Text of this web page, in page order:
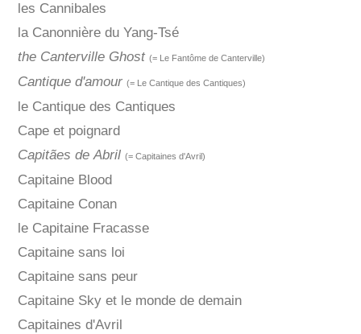
les Cannibales
la Canonnière du Yang-Tsé
the Canterville Ghost (= Le Fantôme de Canterville)
Cantique d'amour (= Le Cantique des Cantiques)
le Cantique des Cantiques
Cape et poignard
Capitães de Abril (= Capitaines d'Avril)
Capitaine Blood
Capitaine Conan
le Capitaine Fracasse
Capitaine sans loi
Capitaine sans peur
Capitaine Sky et le monde de demain
Capitaines d'Avril